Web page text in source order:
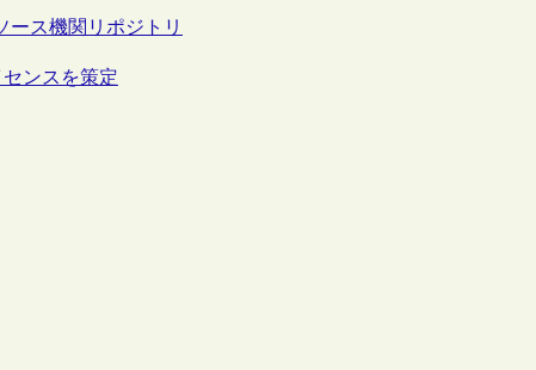
ース機関リポジトリ
センスを策定